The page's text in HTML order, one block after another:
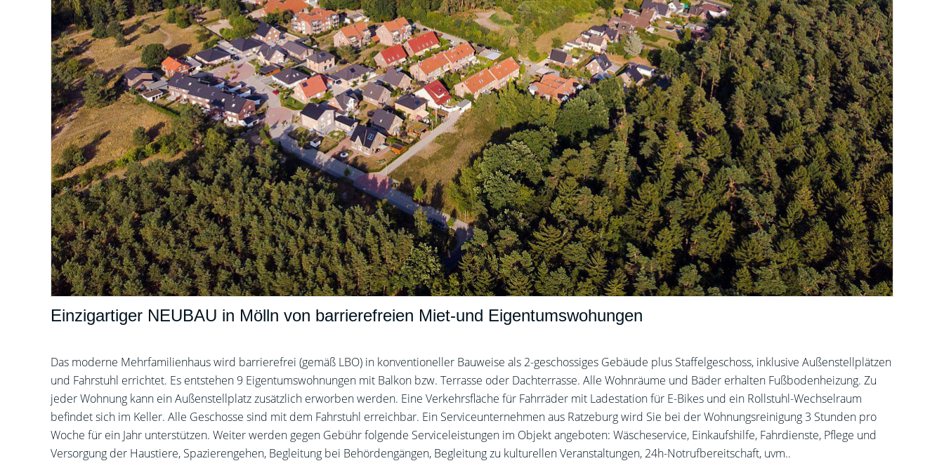
Einzigartiger NEUBAU in Mölln von barrierefreien Miet-und Eigentumswohungen
Das moderne Mehrfamilienhaus wird barrierefrei (gemäß LBO) in konventioneller Bauweise als 2-geschossiges Gebäude plus Staffelgeschoss, inklusive Außenstellplätzen
und Fahrstuhl errichtet. Es entstehen 9 Eigentumswohnungen mit Balkon bzw. Terrasse oder Dachterrasse. Alle Wohnräume und Bäder erhalten Fußbodenheizung. Zu
jeder Wohnung kann ein Außenstellplatz zusätzlich erworben werden. Eine Verkehrsfläche für Fahrräder mit Ladestation für E-Bikes und ein Rollstuhl-Wechselraum
befindet sich im Keller. Alle Geschosse sind mit dem Fahrstuhl erreichbar. Ein Serviceunternehmen aus Ratzeburg wird Sie bei der Wohnungsreinigung 3 Stunden pro
Woche für ein Jahr unterstützen. Weiter werden gegen Gebühr folgende Serviceleistungen im Objekt angeboten: Wäscheservice, Einkaufshilfe, Fahrdienste, Pflege und
Versorgung der Haustiere, Spazierengehen, Begleitung bei Behördengängen, Begleitung zu kulturellen Veranstaltungen, 24h-Notrufbereitschaft, uvm..